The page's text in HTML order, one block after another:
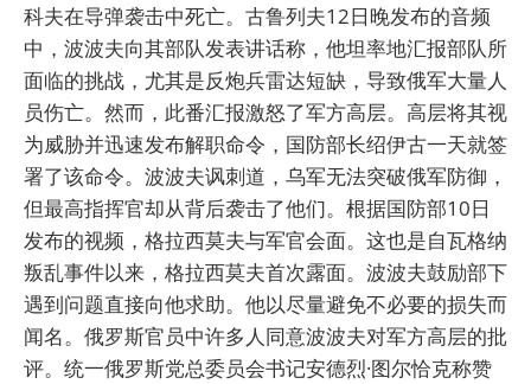
科夫在导弹袭击中死亡。古鲁列夫12日晚发布的音频
中，波波夫向其部队发表讲话称，他坦率地汇报部队所
面临的挑战，尤其是反炮兵雷达短缺，导致俄军大量人
员伤亡。然而，此番汇报激怒了军方高层。高层将其视
为威胁并迅速发布解职命令，国防部长绍伊古一天就签
署了该命令。波波夫讽刺道，乌军无法突破俄军防御，
但最高指挥官却从背后袭击了他们。根据国防部10日
发布的视频，格拉西莫夫与军官会面。这也是自瓦格纳
叛乱事件以来，格拉西莫夫首次露面。波波夫鼓励部下
遇到问题直接向他求助。他以尽量避免不必要的损失而
闻名。俄罗斯官员中许多人同意波波夫对军方高层的批
评。统一俄罗斯党总委员会书记安德烈·图尔恰克称赞